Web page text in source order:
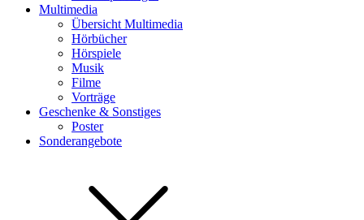
Multimedia
Übersicht Multimedia
Hörbücher
Hörspiele
Musik
Filme
Vorträge
Geschenke & Sonstiges
Poster
Sonderangebote